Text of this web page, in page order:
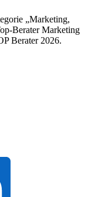
„Marketing,
Berater Marketing
Berater 2026.